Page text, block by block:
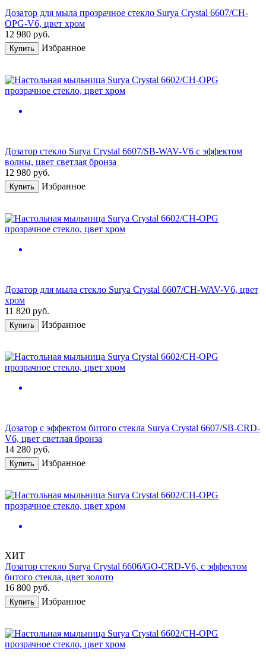
Дозатор для мыла прозрачное стекло Surya Crystal 6607/CH-
OPG-V6, цвет хром
12 980 руб.
Купить Избранное
Дозатор стекло Surya Crystal 6607/SB-WAV-V6 с эффектом
волны, цвет светлая бронза
12 980 руб.
Купить Избранное
Дозатор для мыла стекло Surya Crystal 6607/CH-WAV-V6, цвет
хром
11 820 руб.
Купить Избранное
Дозатор с эффектом битого стекла Surya Crystal 6607/SB-CRD-
V6, цвет светлая бронза
14 280 руб.
Купить Избранное
ХИТ
Дозатор стекло Surya Crystal 6606/GO-CRD-V6, с эффектом
битого стекла, цвет золото
16 800 руб.
Купить Избранное